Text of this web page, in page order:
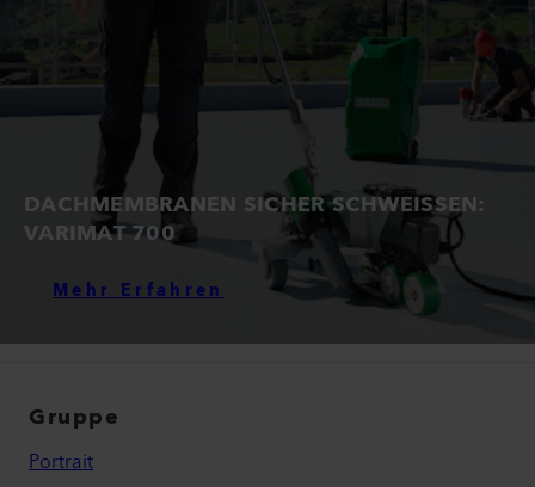
DACHMEMBRANEN SICHER SCHWEISSEN:
VARIMAT 700
Mehr Erfahren
Gruppe
Portrait